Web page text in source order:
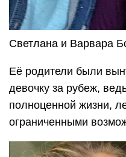
Светлана и Варвара
Её родители были
девочку за рубеж,
полноценной жизни,
ограниченными